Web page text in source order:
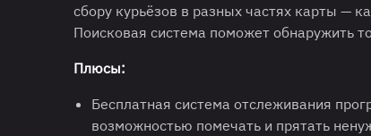
сбору курьёзов в разных частях карты —
Поисковая система поможет обнаружить
Плюсы:
Бесплатная система отслеживания
возможностью помечать и прятать